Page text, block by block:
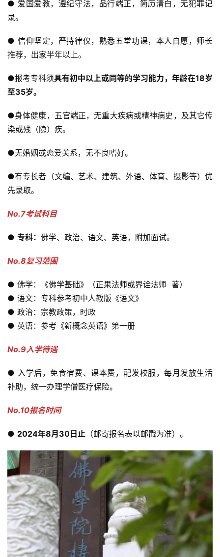
资
讯
八
点
僧
音
● 爱国爱教，遵纪守法，品行端正，简历清白，无犯罪记
录。
● 信仰坚定，严持律仪，熟悉五堂功课，本人自愿，师长
推荐，出家半年以上。
●报考专科须具有初中以上或同等的学习能力，年龄在18岁
至35岁。
●身体健康，五官端正，无重大疾病或精神病史，及其它传
染或残（隐）疾。
●无婚姻或恋爱关系，无不良嗜好。
●有专长者（文编、艺术、建筑、外语、体育、摄影等）优
先录取。
No.7考试科目
● 专科： 佛学、政治、语文、英语，附加面试。
No.8复习范围
● 佛学：《佛学基础》（正果法师或界诠法师  著）
● 语文：专科参考初中人教版《语文》
● 政治：宗教政策，时政
● 英语：参考《新概念英语》第一册
No.9入学待遇
● 入学后，免食宿费、课本费，配发校服，每月发放生活
补助，统一办理学僧医疗保险。
No.10报名时间
● 2024年8月30日止 （邮寄报名表以邮戳为准）。